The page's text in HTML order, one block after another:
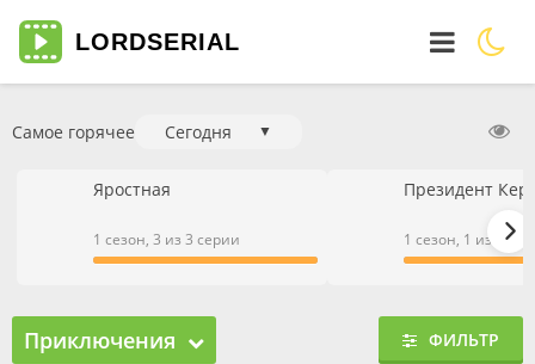
LORDSERIAL
Самое горячее Сегодня ▼
Яростная
1 сезон, 3 из 3 серии
Президент
1 сезон, 1 из 1
Приключения ФИЛЬТР